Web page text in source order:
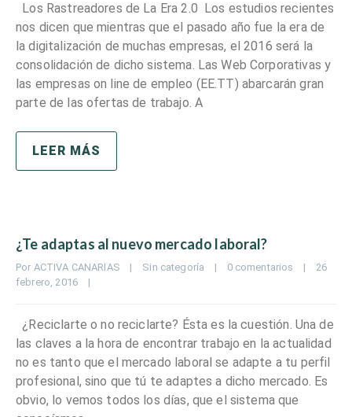
Los Rastreadores de La Era 2.0 Los estudios recientes
nos dicen que mientras que el pasado año fue la era de
la digitalización de muchas empresas, el 2016 será la
consolidación de dicho sistema. Las Web Corporativas y
las empresas on line de empleo (EE.TT) abarcarán gran
parte de las ofertas de trabajo. A
LEER MÁS
¿Te adaptas al nuevo mercado laboral?
Por ACTIVA CANARIAS | Sin categoría | 0 comentarios |
26
febrero, 2016 |
¿Reciclarte o no reciclarte? Ésta es la cuestión. Una de
las claves a la hora de encontrar trabajo en la actualidad
no es tanto que el mercado laboral se adapte a tu perfil
profesional, sino que tú te adaptes a dicho mercado. Es
obvio, lo vemos todos los días, que el sistema que